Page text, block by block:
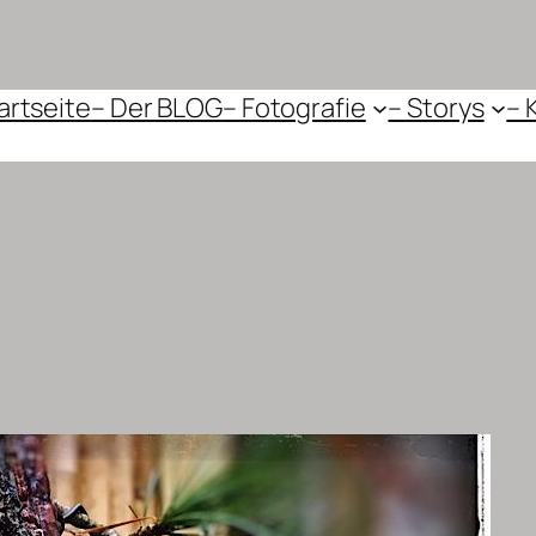
– Der BLOG– Fotografie – Storys –